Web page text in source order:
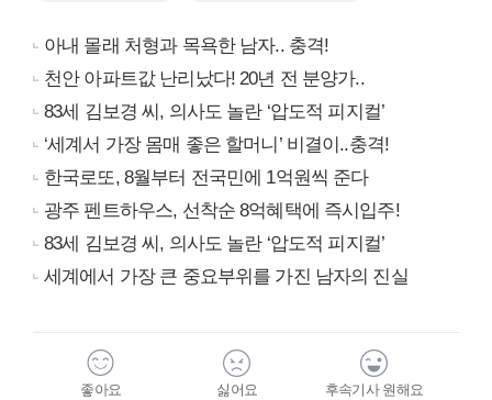
아내 몰래 처형과 목욕한 남자.. 충격!
천안 아파트값 난리났다! 20년 전 분양가..
83세 김보경 씨, 의사도 놀란 ‘압도적 피지컬’
‘세계서 가장 몸매 좋은 할머니’ 비결이..충격!
한국로또, 8월부터 전국민에 1억원씩 준다
광주 펜트하우스, 선착순 8억혜택에 즉시입주!
83세 김보경 씨, 의사도 놀란 ‘압도적 피지컬’
세계에서 가장 큰 중요부위를 가진 남자의 진실
좋아요
싫어요
후속기사 원해요